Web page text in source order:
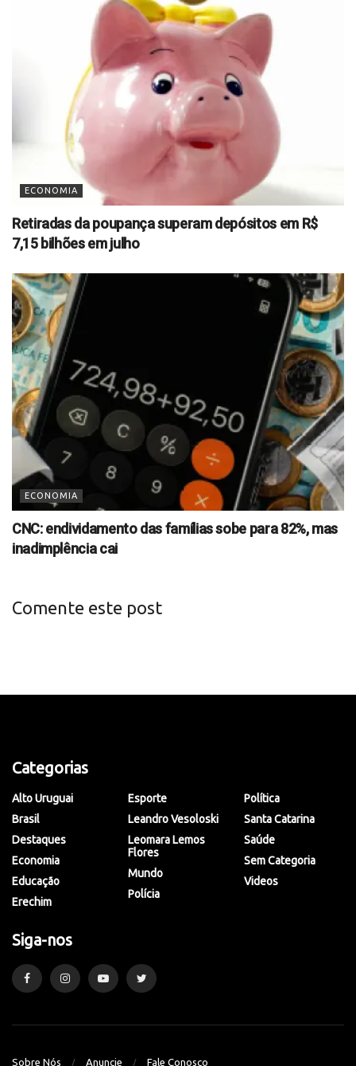
ECONOMIA
Retiradas da poupança superam depósitos em R$
7,15 bilhões em julho
ECONOMIA
CNC: endividamento das famílias sobe para 82%, mas
inadimplência cai
Comente este post
Categorias
Alto Uruguai
Brasil
Destaques
Economia
Educação
Erechim
Esporte
Leandro Vesoloski
Leomara Lemos
Flores
Mundo
Polícia
Política
Santa Catarina
Saúde
Sem Categoria
Videos
Siga-nos
Sobre Nós Anuncie Fale Conosco